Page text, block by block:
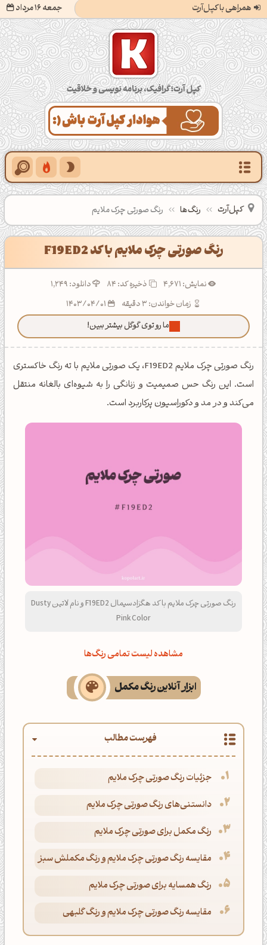
همراهی با کپل‌آرت جمعه 16 مرداد کپل‌آرت؛ گرافیک، برنامه‌نویسی و خلاقیت
کپل‌آرت رنگ‌ها رنگ صورتی چرک ملایم
رنگ صورتی چرک ملایم با کد F19ED2
نمایش: 4,671 ذخیره کد:84
دانلود: 1,249
زمان خواندن: 3 دقیقه
ما رو توی گوگل بیشتر ببین!
رنگ صورتی چرک ملایم F19ED2، یک صورتی ملایم با ته رنگ خاکستری
است. این رنگ حس صمیمیت و زنانگی را به شیوه‌ای بالغانه منتقل
می‌کند و در مد و دکوراسیون پرکاربرد است.
رنگ صورتی چرک ملایم با کد هگزادسیمال F19ED2 و نام لاتین Dusty
Pink Color
مشاهده لیست تمامی رنگ‌ها
ابزار آنلاین رنگ مکمل
فهرست مطالب
جزئیات رنگ صورتی چرک ملایم
دانستنی‌های رنگ صورتی چرک ملایم
رنگ مکمل برای صورتی چرک ملایم
مقایسه رنگ صورتی چرک ملایم و رنگ مکملش سبز
رنگ همسایه برای صورتی چرک ملایم
مقایسه رنگ صورتی چرک ملایم و رنگ گلبهی